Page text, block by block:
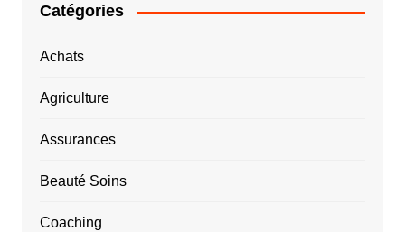
Catégories
Achats
Agriculture
Assurances
Beauté Soins
Coaching